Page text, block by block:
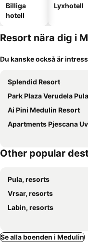
Billiga
hotell
Lyxhotell
Resort nära dig i
Du kanske också är
Splendid Resort
Park Plaza Verudela Pula
Ai Pini Medulin Resort
Apartments Pjescana Uvala/istrien
Other popular
Pula, resorts
Vrsar, resorts
Labin, resorts
Se alla boenden i Medulin